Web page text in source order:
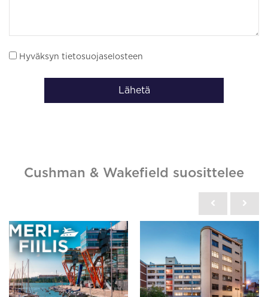
Hyväksyn tietosuojaselosteen
Lähetä
Cushman & Wakefield suosittelee